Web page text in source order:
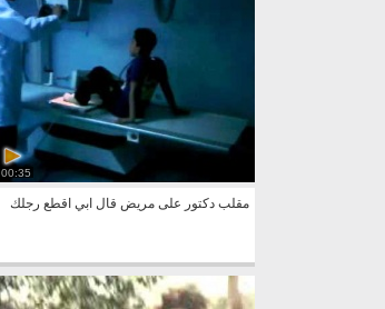
00:35
مقلب دكتور على مريض قال ابي اقطع رجلك